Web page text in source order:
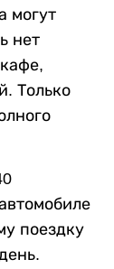
могут
нет
Только
поездку